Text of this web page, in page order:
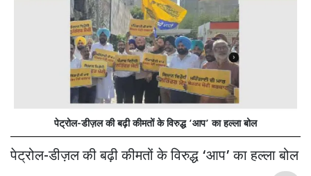
पेट्रोल-डीज़ल की बढ़ी कीमतों के विरुद्ध ‘आप’ का हल्ला बोल
पेट्रोल-डीज़ल की बढ़ी कीमतों के विरुद्ध ‘आप’ का हल्ला बोल